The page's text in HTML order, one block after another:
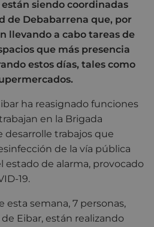
siendo coordinadas
de Debabarrena que, por
llevando a cabo tareas de
que más presencia
estos días, tales como
ha reasignado funciones
en la Brigada
desarrolle trabajos que
de la vía pública
estado de alarma, provocado
19.
esta semana, 7 personas,
Eibar, están realizando